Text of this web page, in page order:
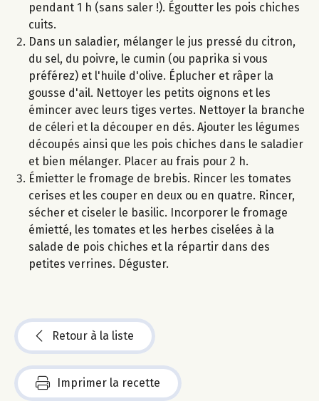
pendant 1 h (sans saler !). Égoutter les pois chiches
cuits.
Dans un saladier, mélanger le jus pressé du citron,
du sel, du poivre, le cumin (ou paprika si vous
préférez) et l'huile d'olive. Éplucher et râper la
gousse d'ail. Nettoyer les petits oignons et les
émincer avec leurs tiges vertes. Nettoyer la branche
de céleri et la découper en dés. Ajouter les légumes
découpés ainsi que les pois chiches dans le saladier
et bien mélanger. Placer au frais pour 2 h.
Émietter le fromage de brebis. Rincer les tomates
cerises et les couper en deux ou en quatre. Rincer,
sécher et ciseler le basilic. Incorporer le fromage
émietté, les tomates et les herbes ciselées à la
salade de pois chiches et la répartir dans des
petites verrines. Déguster.
Retour à la liste
Imprimer la recette